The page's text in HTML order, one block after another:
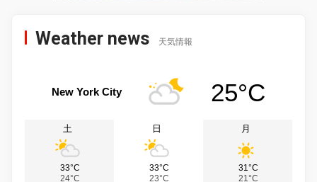
Weather news 天気情報
New York City 25°C
土
33°C
24°C
日
33°C
23°C
月
31°C
21°C